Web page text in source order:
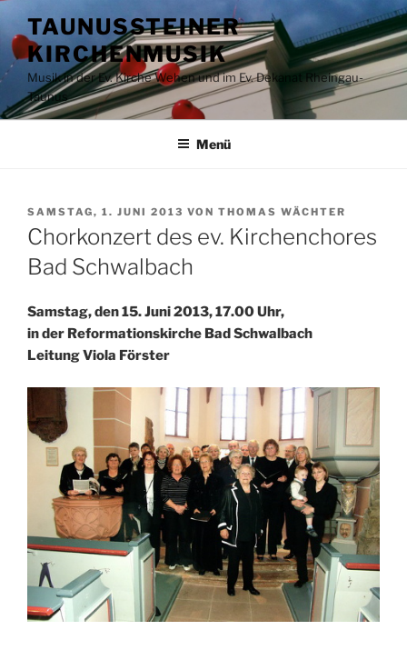
Inhalt
springen
TAUNUSSTEINER
KIRCHENMUSIK
Musik in der Ev. Kirche Wehen und im Ev. Dekanat Rheingau-
Taunus
Menü
VERÖFFENTLICHT
AM
SAMSTAG, 1. JUNI 2013 VON THOMAS WÄCHTER
Chorkonzert des ev. Kirchenchores
Bad Schwalbach
Samstag, den 15. Juni 2013, 17.00 Uhr,
in der Reformationskirche Bad Schwalbach
Leitung Viola Förster